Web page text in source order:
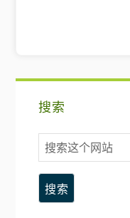
搜索
搜
索
这
个